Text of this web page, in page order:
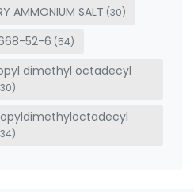
AMMONIUM SALT (30)
52-6 (54)
dimethyl octadecyl